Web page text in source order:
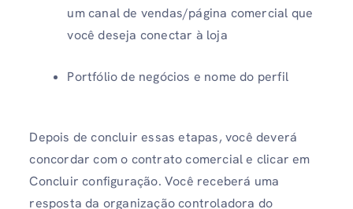
um canal de vendas/página comercial que
você deseja conectar à loja
Portfólio de negócios e nome do perfil
Depois de concluir essas etapas, você deverá
concordar com o contrato comercial e clicar em
Concluir configuração. Você receberá uma
resposta da organização controladora do